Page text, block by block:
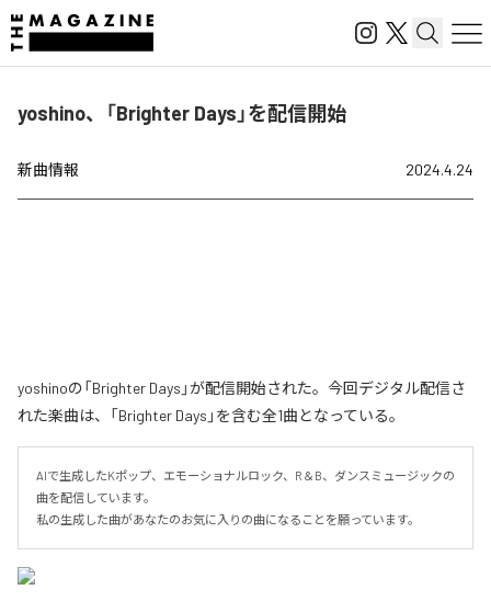
yoshino、「Brighter Days」を配信開始
新曲情報 2024.4.24
yoshinoの「Brighter Days」が配信開始された。今回デジタル配信さ
れた楽曲は、「Brighter Days」を含む全1曲となっている。
AIで生成したKポップ、エモーショナルロック、R＆B、ダンスミュージックの
曲を配信しています。
私の生成した曲があなたのお気に入りの曲になることを願っています。